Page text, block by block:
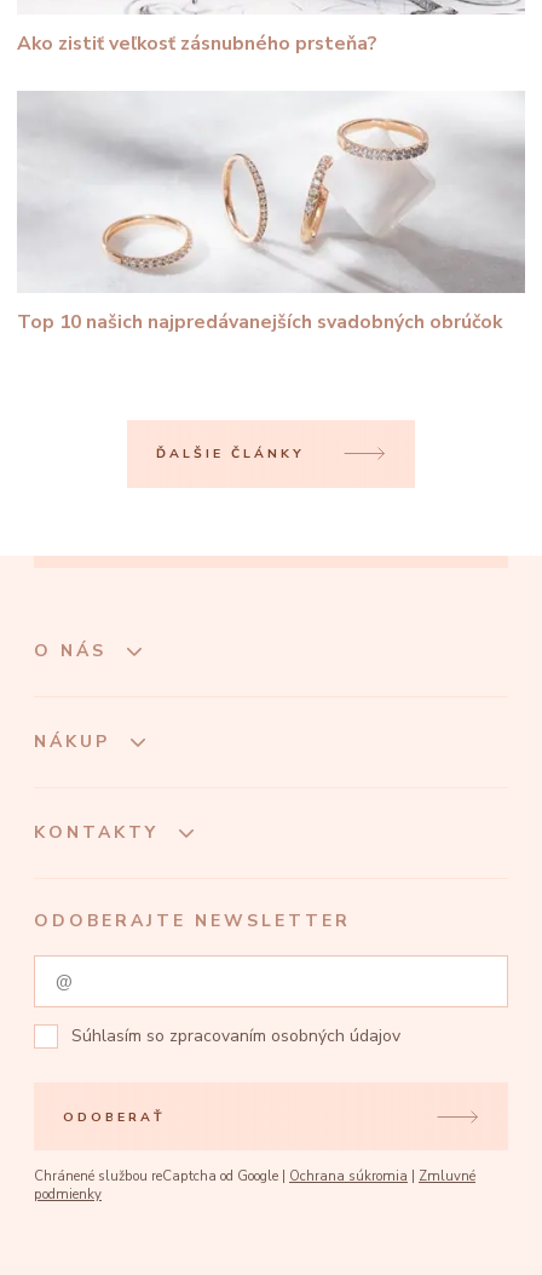
Ako zistiť veľkosť zásnubného prsteňa?
Top 10 našich najpredávanejších svadobných obrúčok
ĎALŠIE ČLÁNKY
O NÁS
NÁKUP
KONTAKTY
ODOBERAJTE NEWSLETTER
Súhlasím so zpracovaním osobných údajov
ODOBERAŤ
Chránené službou reCaptcha od Google | Ochrana súkromia
Zmluvné
podmienky